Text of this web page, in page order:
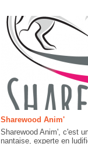
Sharewood Anim'
Sharewood Anim', c'est
nantaise, experte en